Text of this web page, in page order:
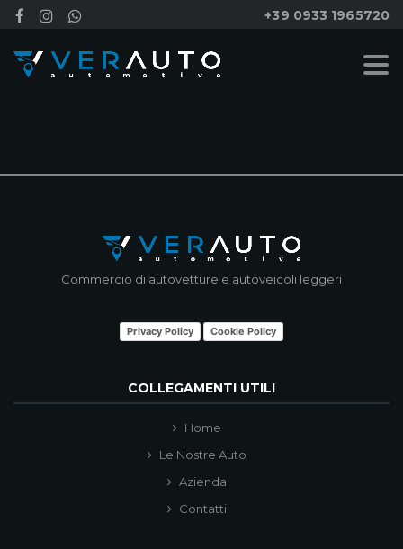
+39 0933 1965720
Commercio di autovetture e autoveicoli leggeri
Privacy Policy Cookie Policy
COLLEGAMENTI UTILI
Home
Le Nostre Auto
Azienda
Contatti